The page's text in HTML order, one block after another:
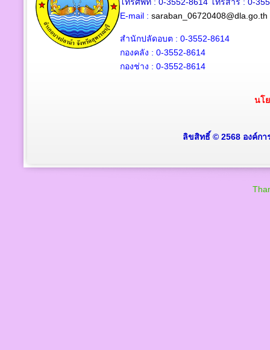
E-mail : saraban_06720408@dla.go.th
สำนักปลัดอบต : 0-3552-8614
กองคลัง : 0-3552-8614
กองช่าง : 0-3552-8614
นโ
ลิขสิทธิ์ © 2568 องค์ก